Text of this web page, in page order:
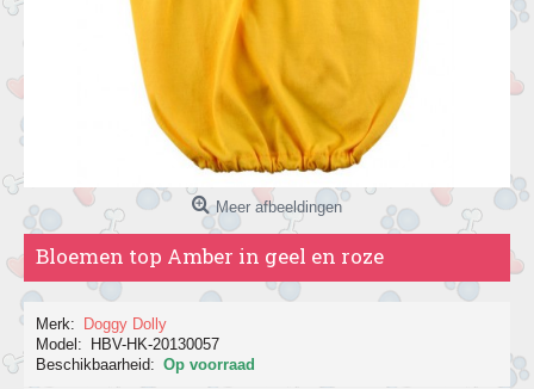
Meer afbeeldingen
Bloemen top Amber in geel en roze
Merk:
Doggy Dolly
Model:
HBV-HK-20130057
Beschikbaarheid: Op voorraad